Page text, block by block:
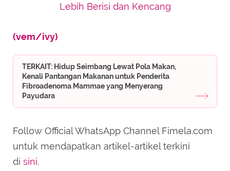
Lebih Berisi dan Kencang
(vem/ivy)
TERKAIT: Hidup Seimbang Lewat Pola Makan,
Kenali Pantangan Makanan untuk Penderita
Fibroadenoma Mammae yang Menyerang
Payudara
Follow Official WhatsApp Channel Fimela.com
untuk mendapatkan artikel-artikel terkini
di sini.